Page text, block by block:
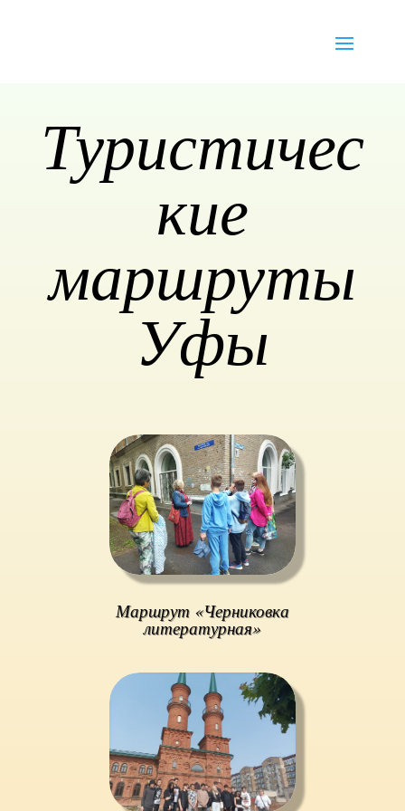
Туристичес
кие
маршруты
Уфы
Маршрут «Черниковка
литературная»